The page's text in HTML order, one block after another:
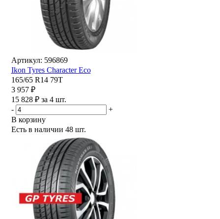
Артикул: 596869
Ikon Tyres Character Eco
165/65 R14 79T
3 957 ₽
15 828 ₽ за 4 шт.
-
+
В корзину
Есть в наличии 48 шт.